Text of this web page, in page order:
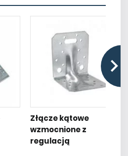
Złącze kątowe
wzmocnione z
regulacją